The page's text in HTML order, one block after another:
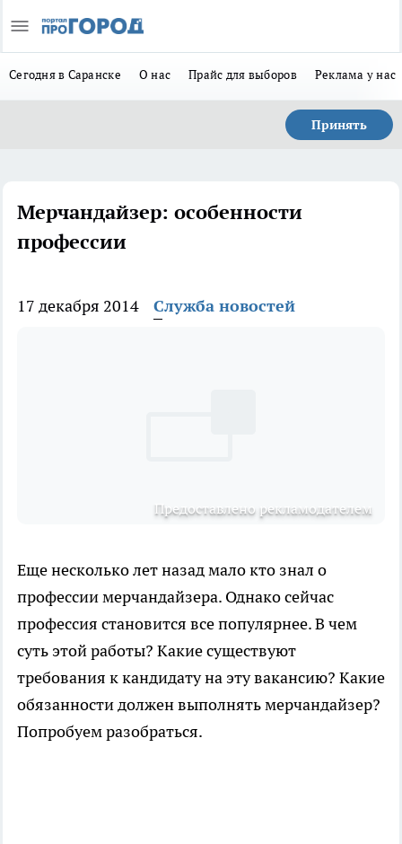
Сегодня в Саранске О нас Прайс для выборов Реклама у нас
Принять
Мерчандайзер: особенности
профессии
17 декабря 2014 Служба новостей
Предоставлено рекламодателем
Еще несколько лет назад мало кто знал о
профессии мерчандайзера. Однако сейчас
профессия становится все популярнее. В чем
суть этой работы? Какие существуют
требования к кандидату на эту вакансию? Какие
обязанности должен выполнять мерчандайзер?
Попробуем разобраться.